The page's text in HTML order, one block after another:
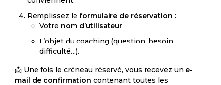
Remplissez le formulaire de réservation :
Votre nom d’utilisateur
L’objet du coaching (question, besoin,
difficulté…).
📩 Une fois le créneau réservé, vous recevez un e-
mail de confirmation contenant toutes les